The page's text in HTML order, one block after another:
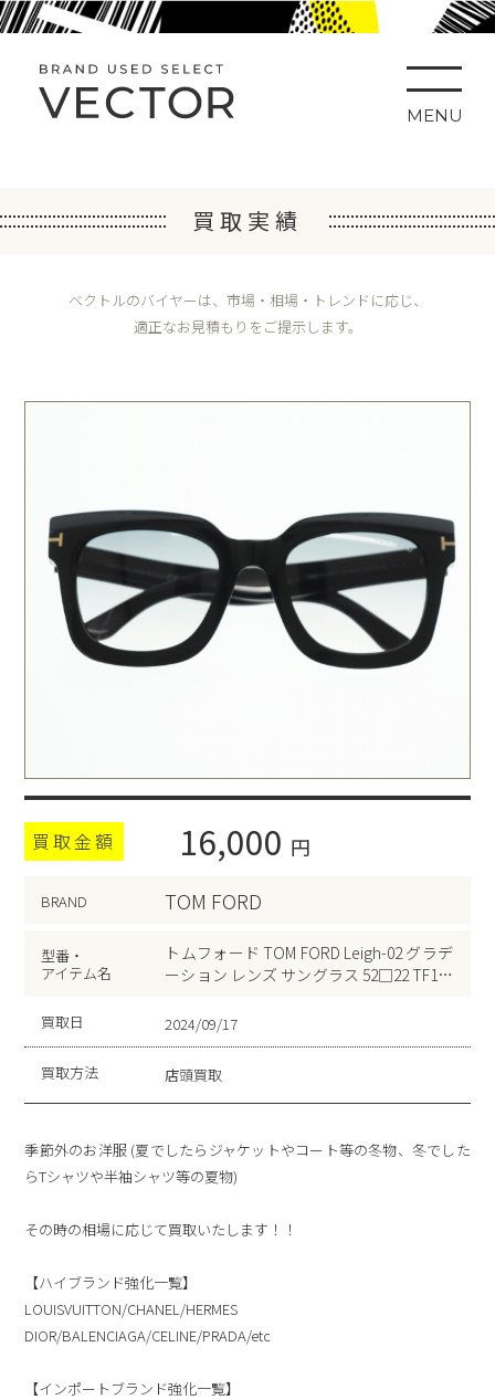
MENU
買取実績
ベクトルのバイヤーは、市場・相場・トレンドに応じ、
適正なお見積もりをご提示します。
買取金額 16,000 円
BRAND TOM FORD
型番・
アイテム名
トムフォード TOM FORD Leigh-02 グラデ
ーション レンズ サングラス 52□22 TF111
買取日 2024/09/17
買取方法 店頭買取
季節外のお洋服 (夏でしたらジャケットやコート等の冬物、冬でした
らTシャツや半袖シャツ等の夏物)
その時の相場に応じて買取いたします！！
【ハイブランド強化一覧】
LOUISVUITTON/CHANEL/HERMES
DIOR/BALENCIAGA/CELINE/PRADA/etc
【インポートブランド強化一覧】